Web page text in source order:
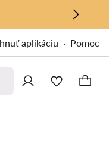
aplikáciu Pomoc